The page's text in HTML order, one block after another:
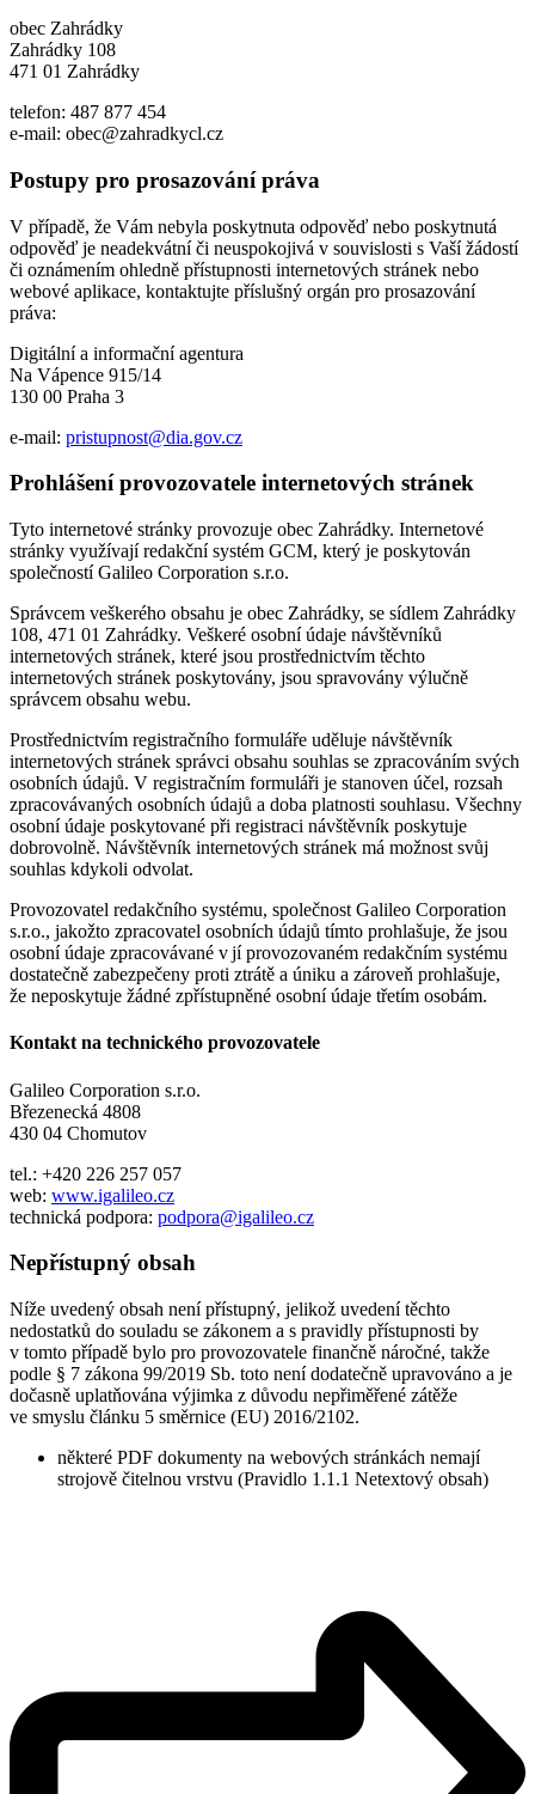
obec Zahrádky
Zahrádky 108
471 01 Zahrádky
telefon: 487 877 454
e-mail: obec@zahradkycl.cz
Postupy pro prosazování práva
V případě, že Vám nebyla poskytnuta odpověď nebo poskytnutá
odpověď je neadekvátní či neuspokojivá v souvislosti s Vaší žádostí
či oznámením ohledně přístupnosti internetových stránek nebo
webové aplikace, kontaktujte příslušný orgán pro prosazování
práva:
Digitální a informační agentura
Na Vápence 915/14
130 00 Praha 3
e-mail: pristupnost@dia.gov.cz
Prohlášení provozovatele internetových stránek
Tyto internetové stránky provozuje obec Zahrádky. Internetové
stránky využívají redakční systém GCM, který je poskytován
společností Galileo Corporation s.r.o.
Správcem veškerého obsahu je obec Zahrádky, se sídlem Zahrádky
108, 471 01 Zahrádky. Veškeré osobní údaje návštěvníků
internetových stránek, které jsou prostřednictvím těchto
internetových stránek poskytovány, jsou spravovány výlučně
správcem obsahu webu.
Prostřednictvím registračního formuláře uděluje návštěvník
internetových stránek správci obsahu souhlas se zpracováním svých
osobních údajů. V registračním formuláři je stanoven účel, rozsah
zpracovávaných osobních údajů a doba platnosti souhlasu. Všechny
osobní údaje poskytované při registraci návštěvník poskytuje
dobrovolně. Návštěvník internetových stránek má možnost svůj
souhlas kdykoli odvolat.
Provozovatel redakčního systému, společnost Galileo Corporation
s.r.o., jakožto zpracovatel osobních údajů tímto prohlašuje, že jsou
osobní údaje zpracovávané v jí provozovaném redakčním systému
dostatečně zabezpečeny proti ztrátě a úniku a zároveň prohlašuje,
že neposkytuje žádné zpřístupněné osobní údaje třetím osobám.
Kontakt na technického provozovatele
Galileo Corporation s.r.o.
Březenecká 4808
430 04 Chomutov
tel.: +420 226 257 057
web: www.igalileo.cz
technická podpora: podpora@igalileo.cz
Nepřístupný obsah
Níže uvedený obsah není přístupný, jelikož uvedení těchto
nedostatků do souladu se zákonem a s pravidly přístupnosti by
v tomto případě bylo pro provozovatele finančně náročné, takže
podle § 7 zákona 99/2019 Sb. toto není dodatečně upravováno a je
dočasně uplatňována výjimka z důvodu nepřiměřené zátěže
ve smyslu článku 5 směrnice (EU) 2016/2102.
některé PDF dokumenty na webových stránkách nemají
strojově čitelnou vrstvu (Pravidlo 1.1.1 Netextový obsah)